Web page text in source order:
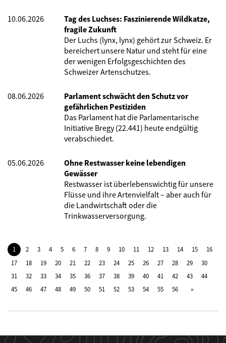
10.06.2026
Tag des Luchses: Faszinierende Wildkatze,
fragile Zukunft
Der Luchs (lynx, lynx) gehört zur Schweiz. Er
bereichert unsere Natur und steht für eine
der wenigen Erfolgsgeschichten des
Schweizer Artenschutzes.
08.06.2026
Parlament schwächt den Schutz vor
gefährlichen Pestiziden
Das Parlament hat die Parlamentarische
Initiative Bregy (22.441) heute endgültig
verabschiedet.
05.06.2026
Ohne Restwasser keine lebendigen
Gewässer
Restwasser ist überlebenswichtig für unsere
Flüsse und ihre Artenvielfalt – aber auch für
die Landwirtschaft oder die
Trinkwasserversorgung.
1 2 3 4 5 6 7 8 9 10 11 12 13 14 15
16
17
18 19 20 21 22 23 24 25 26 27 28 29
30
31
32 33 34 35 36 37 38 39 40 41 42 43
44
45
46 47 48 49 50 51 52 53 54 55 56